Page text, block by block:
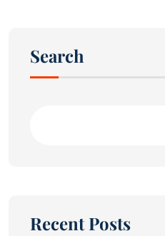
Search
Recent Posts